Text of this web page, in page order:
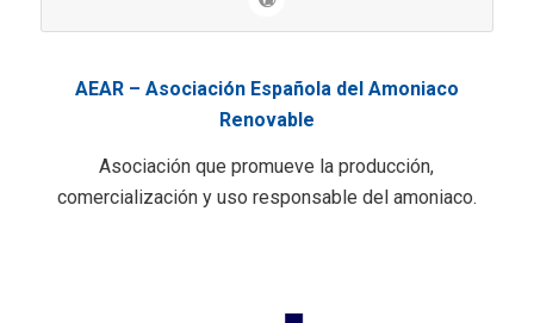
AEAR – Asociación Española del Amoniaco
Renovable
Asociación que promueve la producción,
comercialización y uso responsable del amoniaco.